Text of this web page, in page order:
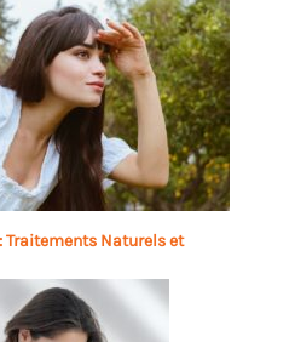
Traitements Naturels et